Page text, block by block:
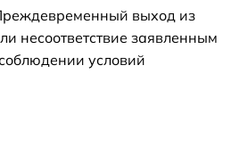
выход из
несоответствие заявленным
условий